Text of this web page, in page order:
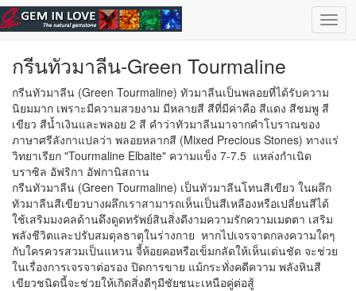
ข้ามไปยังเนื้อหาหลัก
เลือกอัญมณี English
กรีนทัวมาลีน-Green Tourmaline
กรีนทัวมาลีน (Green Tourmaline) ทัวมาลีนเป็นพลอยที่ได้รับความ
นิยมมาก เพราะมีความสวยงาม มีหลายสี สีที่มีค่าคือ สีแดง สีชมพู สี
เขียว สีน้ำเงินและพลอย 2 สี คำว่าทัวมาลีนมาจากคำโบราณของ
ภาษาศรีลังกาแปลว่า พลอยหลากสี (Mixed Precious Stones) ทางแร่
วิทยาเรียก "Tourmaline Elbaite" ความแข็ง 7-7.5 แหล่งกำเนิด
บราซิล อัฟริกา อัฟกานิสถาน
กรีนทัวมาลีน (Green Tourmaline) เป็นทัวมาลีนโทนสีเขียว ในผลึก
ทัวมาลีนสีเขียวบางผลึกเราสามารถเห็นเป็นสีเหลืองหรือเปลี่ยนสีได้
ใช้เสริมมงคลด้านดึงดูดทรัพย์สินสิ่งดีงามความรักความเมตตา เสริม
พลังชีวิตและปรับสมดุลธาตุในร่างกาย หากไปเจรจาตกลงความใดๆ
กับใครควรสวมเป็นแหวน จี้ห้อยคอหรือเข็มกลัดให้เห็นเด่นชัด จะช่วย
ในเรื่องการเจรจาต่อรอง ปิดการขาย แม้กระทั่งคดีความ พลังหินสี
เขียวชนิดนี้จะช่วยให้เกิดสิ่งดีๆมีชัยชนะเหนือคู่ต่อสู้